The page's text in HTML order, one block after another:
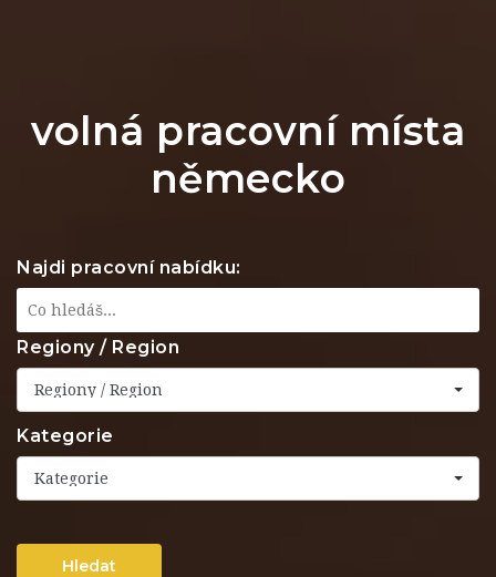
volná pracovní místa
německo
Najdi pracovní nabídku:
Regiony / Region
Regiony / Region
Kategorie
Kategorie
Hledat